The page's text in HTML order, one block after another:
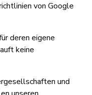
von Google
deren eigene
keine
und